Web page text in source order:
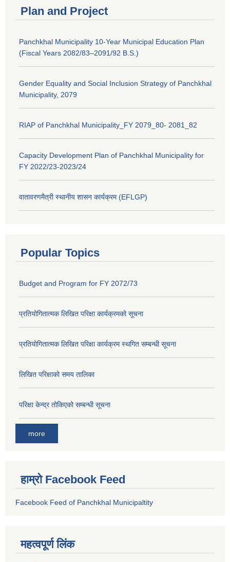
Plan and Project
Panchkhal Municipality 10-Year Municipal Education Plan
(Fiscal Years 2082/83–2091/92 B.S.)
Gender Equality and Social Inclusion Strategy of Panchkhal
Municipality, 2079
RIAP of Panchkhal Municipality_FY 2079_80- 2081_82
Capacity Development Plan of Panchkhal Municipality for
FY 2022/23-2023/24
वातावरणमैत्री स्थानीय शासन कार्यक्रम (EFLGP)
Popular Topics
Budget and Program for FY 2072/73
प्रतियोगितात्मक लिखित परिक्षा कार्यक्रमको सूचना
प्रतियोगितात्मक लिखित परिक्षा कार्यक्रम स्थगित सम्बन्धी सूचना
लिखित परिक्षाको समय तालिका
परिक्षा केन्द्र तोकिएको सम्बन्धी सूचना
more
हाम्रो Facebook Feed
Facebook Feed of Panchkhal Municipaltity
महत्वपूर्ण लिंक